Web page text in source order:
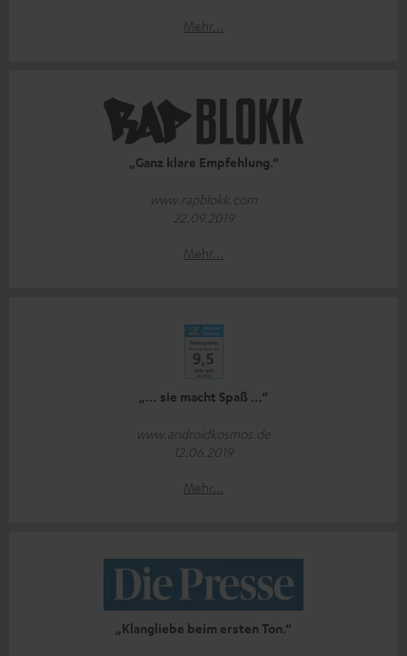
Mehr...
„Ganz klare Empfehlung.“
www.rapblokk.com
22.09.2019
Mehr...
„… sie macht Spaß …“
www.androidkosmos.de
12.06.2019
Mehr...
„Klangliebe beim ersten Ton.“